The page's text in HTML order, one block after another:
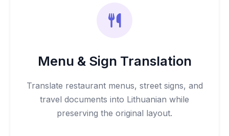
Menu & Sign Translation
Translate restaurant menus, street signs, and
travel documents into Lithuanian while
preserving the original layout.